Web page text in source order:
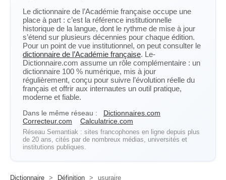
Le dictionnaire de l’Académie française occupe une
place à part : c’est la référence institutionnelle
historique de la langue, dont le rythme de mise à jour
s’étend sur plusieurs décennies pour chaque édition.
Pour un point de vue institutionnel, on peut consulter le
dictionnaire de l’Académie française. Le-
Dictionnaire.com assume un rôle complémentaire : un
dictionnaire 100 % numérique, mis à jour
régulièrement, conçu pour suivre l’évolution réelle du
français et offrir aux internautes un outil pratique,
moderne et fiable.
Dans le même réseau :
Dictionnaires.com
Correcteur.com
Calculatrice.com
Réseau Semantiak : sites francophones en ligne depuis plus
de 20 ans, cités par de nombreux médias, universités et
institutions publiques.
Dictionnaire > Définition > usuraire